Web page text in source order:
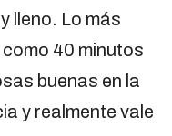
lleno. Lo más
40 minutos
buenas en la
y realmente vale